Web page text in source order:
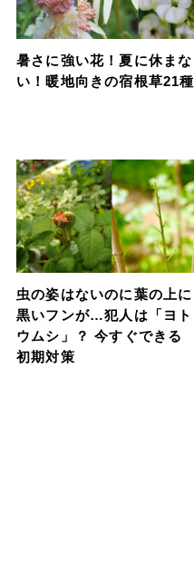
暑さに強い花！夏に休まな
い！暖地向きの宿根草21種
虫の姿はないのに葉の上に
黒いフンが…犯人は「ヨト
ウムシ」？ 今すぐできる
初期対策